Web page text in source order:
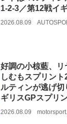
1-2-3／第12戦イ
2026.08.09
好調の小椋藍、
しむもスプリン
ルティンが逃げ
ギリスGPスプリ
2026.08.09